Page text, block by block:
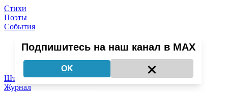
Подпишитесь на наш канал в MAX
OK
Стихи
Поэты
События
Медиа о поэзии
Штудии
Журнал